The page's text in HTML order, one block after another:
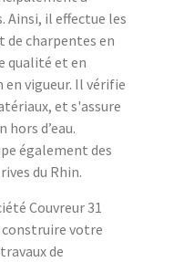
il effectue les
de charpentes en
qualité et en
vigueur. Il vérifie
et s'assure
d’eau.
également des
du Rhin.
Couvreur 31
construire votre
de